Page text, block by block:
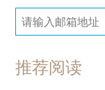
推荐阅读